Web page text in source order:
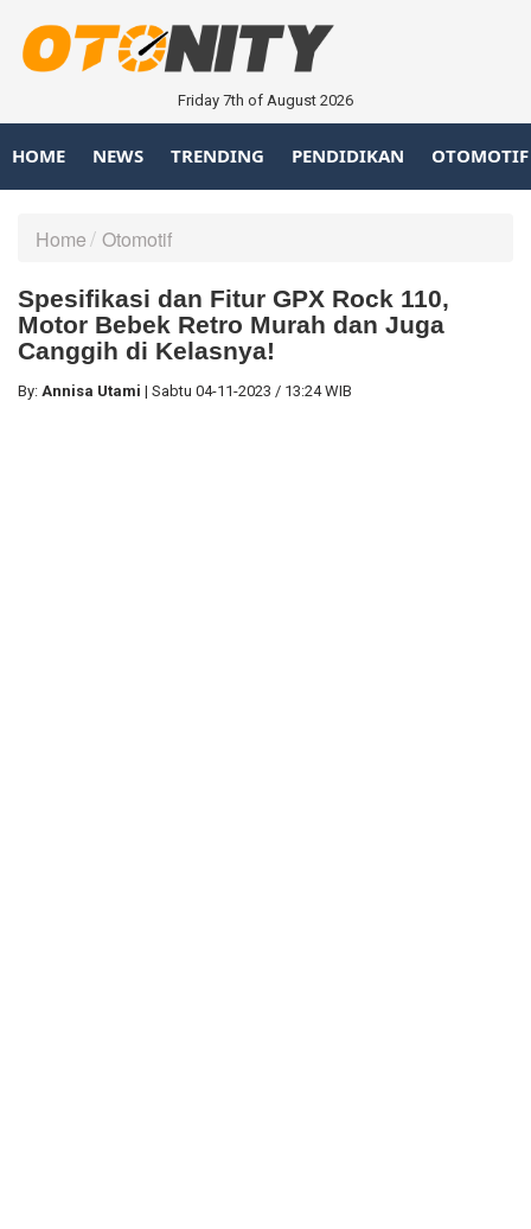
Friday 7th of August 2026
HOME NEWS TRENDING PENDIDIKAN OTOMOTIF
Home Otomotif
Spesifikasi dan Fitur GPX Rock 110,
Motor Bebek Retro Murah dan Juga
Canggih di Kelasnya!
By: Annisa Utami | Sabtu 04-11-2023 / 13:24 WIB